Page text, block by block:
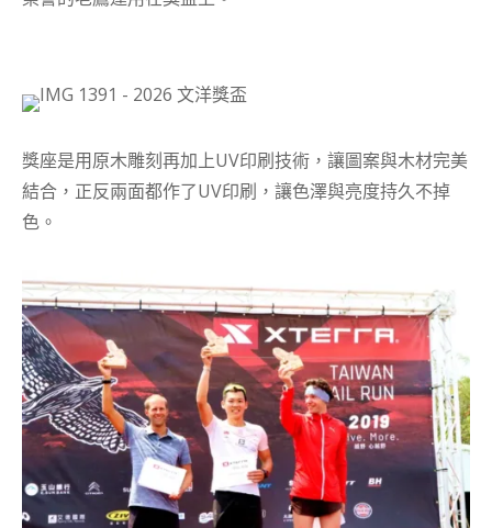
獎座是用原木雕刻再加上UV印刷技術，讓圖案與木材完美
結合，正反兩面都作了UV印刷，讓色澤與亮度持久不掉
色。